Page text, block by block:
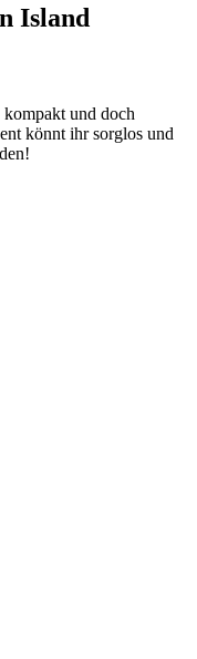
Island
und doch
könnt ihr sorglos und